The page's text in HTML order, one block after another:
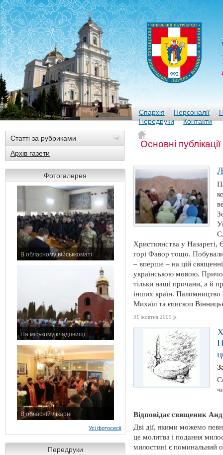
Єпархія Персоналії
Передруки
Контакти
Статті за рубриками
Архів газети
Фотогалерея
В обласному військкоматі
На міському кладовищі
В обласній лікарні
Усі фотосесії
Передруки
Основні
Християнства у Назареті,
горі Фавор тощо.
– вперше – на цій
українською мовою.
тільки наші прочани, а й
інших країн. Паломництво
Михаїл та єпископ
31 жовтня 2009 р.
Відповідає священик
Дві дії, якими можемо
це молитва і подання
милостині є поминальний